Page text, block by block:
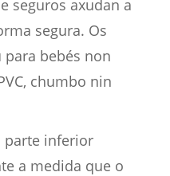
seguros axudan a
segura. Os
bebés non
chumbo nin
parte inferior
a medida que o